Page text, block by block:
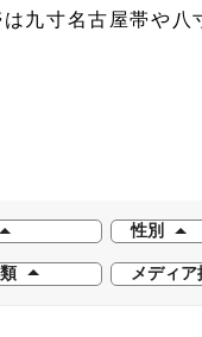
九寸名古屋帯や
性別
メディア